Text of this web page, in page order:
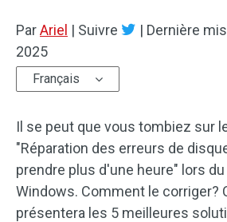
ParAriel | Suivre | Dernière
2025
Français
Il se peut que vous tombiez sur
"Réparation des erreurs de
prendre plus d'une heure" lors
Windows. Comment le corriger?
présentera les 5 meilleures